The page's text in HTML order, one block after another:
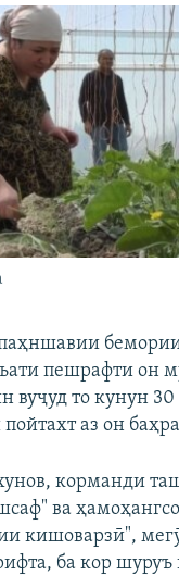
бемории
пешрафти он
вуҷуд то кунун 30
аз он
корманди
ва
кишоварзӣ",
ба кор шуруъ